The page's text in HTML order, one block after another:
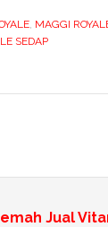
, MAGGI
SEDAP
Jual